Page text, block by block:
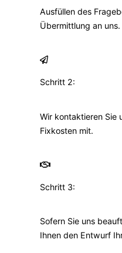
Ausfüllen des
Übermittlung an uns.
Schritt 2:
Wir kontaktieren Sie
Fixkosten mit.
Schritt 3:
Sofern Sie uns
Ihnen den Entwurf